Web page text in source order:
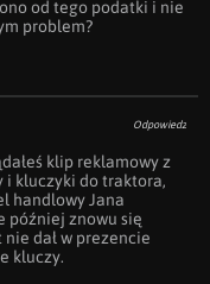
od tego podatki i nie
problem?
Odpowiedz
klip reklamowy z
i kluczyki do traktora,
handlowy Jana
później znowu się
dał w prezencie
kluczy.